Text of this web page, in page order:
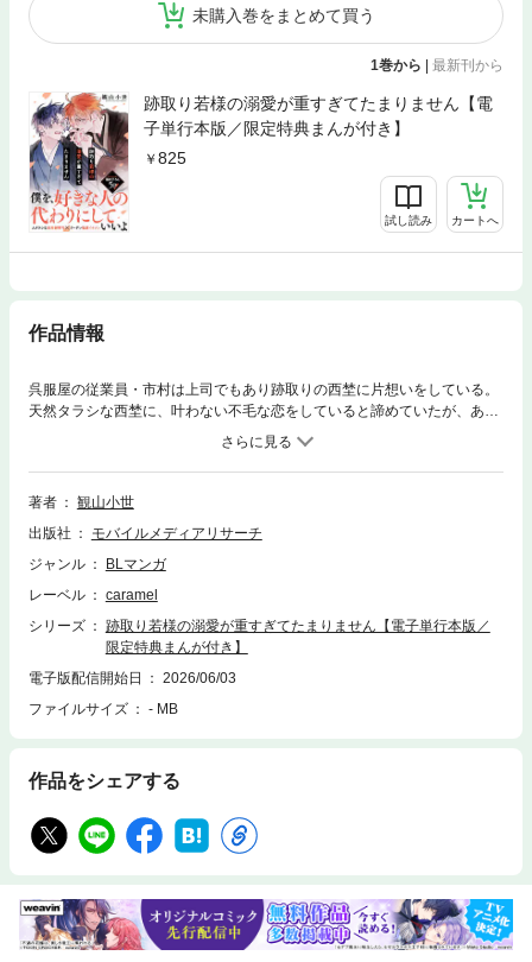
未購入巻をまとめて買う
1巻から | 最新刊から
跡取り若様の溺愛が重すぎてたまりません【電
子単行本版／限定特典まんが付き】
825
試し読み カートへ
作品情報
呉服屋の従業員・市村は上司でもあり跡取りの西埜に片想いをしている。
天然タラシな西埜に、叶わない不毛な恋をしていると諦めていたが、ある
日酔った西埜に「僕を好きな人の代わりにしていいよ」と抱かれてしまい
ーー!? 恋人に囁くような甘い言葉と、とろけそうなほど気持ちいいセック
スに市村は思わず夢中になりーー。【※この作品は話売り「跡取り若様の
溺愛が重すぎてたまりません」の電子単行本版です】【収録内容】「跡取
収録
著者
観山小世
出版社
モバイルメディアリサーチ
ジャンル
BLマンガ
レーベル
caramel
シリーズ
跡取り若様の溺愛が重すぎてたまりません【電子単行本版／
限定特典まんが付き】
電子版配信開始日
2026/06/03
ファイルサイズ
- MB
作品をシェアする